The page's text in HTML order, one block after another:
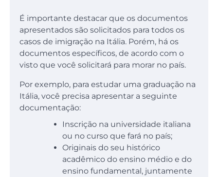
É importante destacar que os documentos
apresentados são solicitados para todos os
casos de imigração na Itália. Porém, há os
documentos específicos, de acordo com o
visto que você solicitará para morar no país.
Por exemplo, para estudar uma graduação na
Itália, você precisa apresentar a seguinte
documentação:
Inscrição na universidade italiana
ou no curso que fará no país;
Originais do seu histórico
acadêmico do ensino médio e do
ensino fundamental, juntamente